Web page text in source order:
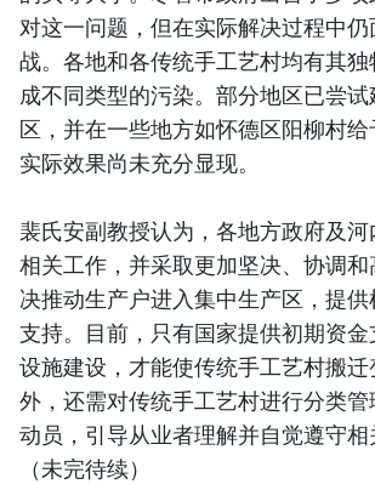
对这一问题，但在实际解决过程中
战。各地和各传统手工艺村均有其
成不同类型的污染。部分地区已尝
区，并在一些地方如怀德区阳柳村
实际效果尚未充分显现。
裴氏安副教授认为，各地方政府及
相关工作，并采取更加坚决、协调
决推动生产户进入集中生产区，提
支持。目前，只有国家提供初期资
设施建设，才能使传统手工艺村搬
外，还需对传统手工艺村进行分类
动员，引导从业者理解并自觉遵守相
（未完待续）